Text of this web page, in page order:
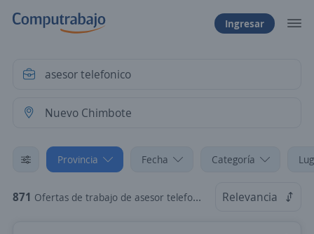
Ingresar
Provincia Fecha Categoría
871 Ofertas de trabajo de asesor telefonico en Nuevo Chimbote, Ancash Relevancia